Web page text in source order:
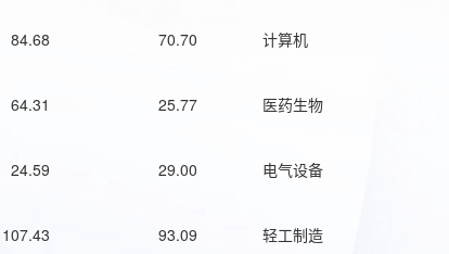
84.68 70.70 计算机
64.31 25.77 医药生物
24.59 29.00 电气设备
107.43 93.09 轻工制造